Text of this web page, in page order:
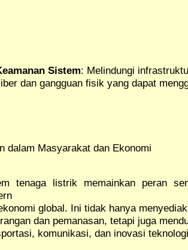
Sistem: Melindungi
dan gangguan fisik yang dapat
dalam Masyarakat dan Ekonomi
tenaga listrik memainkan peran
global. Ini tidak hanya
dan pemanasan, tetapi juga
komunikasi, dan inovasi